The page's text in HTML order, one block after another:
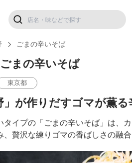
ごまの辛いそば
まの辛いそば
東京都
」が作りだすゴマが薫
タイプの「ごまの辛いそば」は、
、贅沢な練りゴマの香ばしさの融合